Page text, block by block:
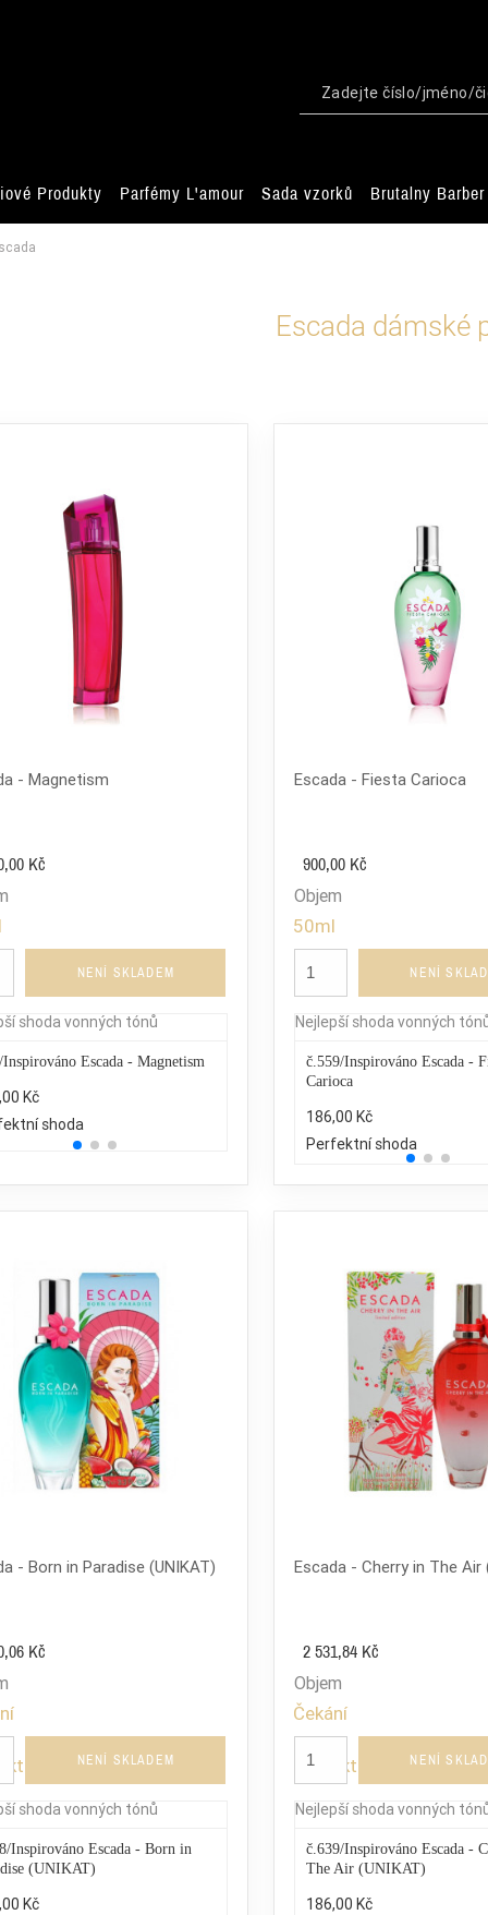
Produkty Parfémy L'amour Sada vzorků Brutalny Barber
Escada dámské
- Magnetism
Kč
NENÍ SKLADEM
shoda vonných tónů
Inspirováno Escada - Magnetism
Kč
shoda
Jennifer Lopez – Still
25% běžných vonných tónů
Escada - Fiesta Carioca
900,00 Kč
Objem
50ml
NENÍ
Nejlepší shoda vonných
č.559/Inspirováno Escada -
Carioca
186,00 Kč
Perfektní shoda
- Born in Paradise (UNIKAT)
Kč
NENÍ SKLADEM
shoda vonných tónů
Inspirováno Escada - Born in
(UNIKAT)
Kč
Escada - Cherry in The Air
2 531,84 Kč
Objem
Čekání
na
produkt
NENÍ
Nejlepší shoda vonných
č.639/Inspirováno Escada -
The Air (UNIKAT)
186,00 Kč